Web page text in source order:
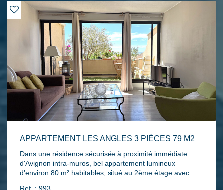
balnéo...Climatisation réversible, double vitrage alu,
moustiquaires, volets roulants électriques, store banne,
visiophone, alarme, adoucisseur d'eau, nombreux
placards/rangements... Parking privatif, garage fermé et
cave complètent l'ensemble.
APPARTEMENT LES ANGLES 3 PIÈCES 79 M2
Dans une résidence sécurisée à proximité immédiate
d'Avignon intra-muros, bel appartement lumineux
d'environ 80 m² habitables, situé au 2ème étage avec
Ref. : 993